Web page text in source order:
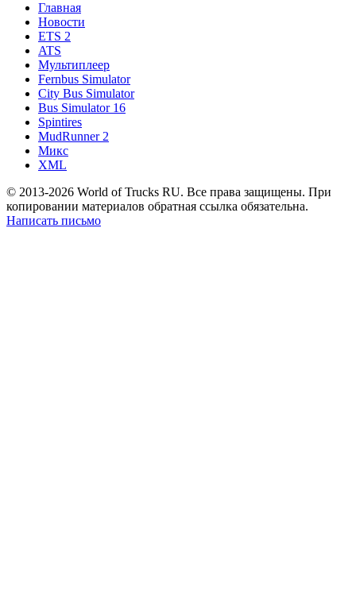
Главная
Новости
ETS 2
ATS
Мультиплеер
Fernbus Simulator
City Bus Simulator
Bus Simulator 16
Spintires
MudRunner 2
Микс
XML
© 2013-2026 World of Trucks RU. Все права защищены. При
копировании материалов обратная ссылка обязательна.
Написать письмо